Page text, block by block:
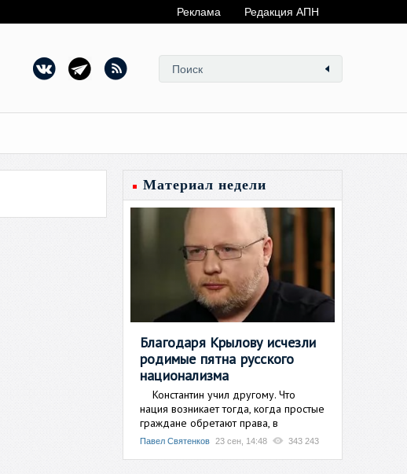
Реклама Редакция АПН
Материал недели
Благодаря Крылову исчезли
родимые пятна русского
национализма
Константин учил другому. Что
нация возникает тогда, когда простые
граждане обретают права, в
Павел Святенков 23 сен, 14:48 343 243